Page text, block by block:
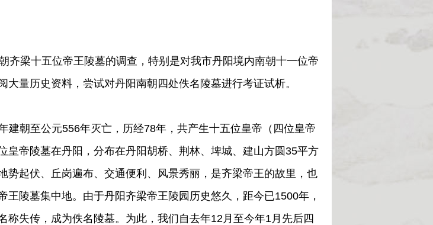
齐梁十五位帝王陵墓的调查，特别是对我市丹阳境内南朝十一位帝
大量历史资料，尝试对丹阳南朝四处佚名陵墓进行考证试析。
朝至公元556年灭亡，历经78年，共产生十五位皇帝（四位皇帝
皇帝陵墓在丹阳，分布在丹阳胡桥、荆林、埤城、建山方圆35平方
势起伏、丘岗遍布、交通便利、风景秀丽，是齐梁帝王的故里，也
王陵墓集中地。由于丹阳齐梁帝王陵园历史悠久，距今已1500年，
称失传，成为佚名陵墓。为此，我们自去年12月至今年1月先后四